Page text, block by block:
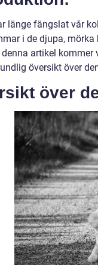
länge fängslat vår
i de djupa,
denna artikel
översikt över
över